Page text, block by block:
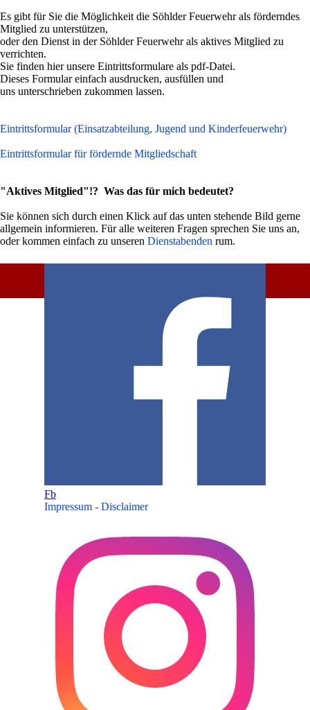
Es gibt für Sie die Möglichkeit die Söhlder Feuerwehr als förderndes
Mitglied zu unterstützen,
oder den Dienst in der Söhlder Feuerwehr als aktives Mitglied zu
verrichten.
Sie finden hier unsere Eintrittsformulare als pdf-Datei.
Dieses Formular einfach ausdrucken, ausfüllen und
uns unterschrieben zukommen lassen.
Eintrittsformular (Einsatzabteilung, Jugend und Kinderfeuerwehr)
Eintrittsformular für fördernde Mitgliedschaft
"Aktives Mitglied"!? Was das für mich bedeutet?
Sie können sich durch einen Klick auf das unten stehende Bild gerne
allgemein informieren. Für alle weiteren Fragen sprechen Sie uns an,
oder kommen einfach zu unseren Dienstabenden rum.
Fb
Impressum - Disclaimer